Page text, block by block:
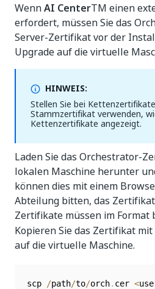
WennAI CenterTM einen
erfordert, müssen Sie das
Server-Zertifikat vor der
Upgrade auf die virtuelle
HINWEIS:
Stellen Sie bei
Stammzertifikat verwenden,
Kettenzertifikate angezeigt.
Laden Sie das Orchestrator-
lokalen Maschine herunter
können dies mit einem
Abteilung bitten, das
Zertifikate müssen im Format
Kopieren Sie das Zertifikat
auf die virtuelle Maschine.
scp /path/to/orch. cer <